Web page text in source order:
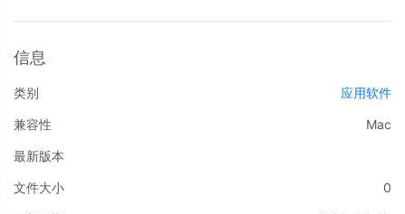
信息
类别 应用软件
兼容性 Mac
最新版本
文件大小 0